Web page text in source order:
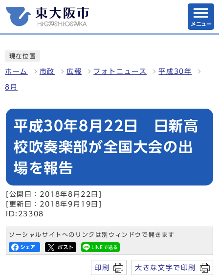
メニュー
現在位置
ホーム 市政 広報 フォトニュース 平成30年
8月
平成30年8月22日 日新高
校吹奏楽部が全国大会の出
場を報告
[公開日：2018年8月22日]
[更新日：2018年9月19日]
ID:23308
ソーシャルサイトへのリンクは別ウィンドウで開きます
印刷 大きな文字で印刷